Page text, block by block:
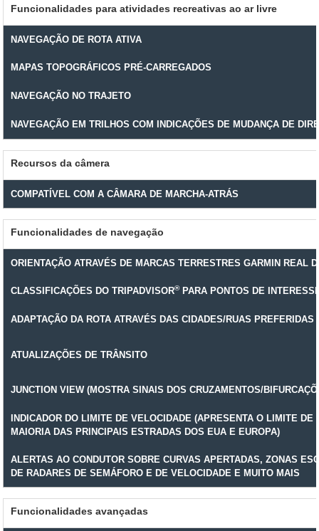
Funcionalidades para atividades recreativas ao ar livre
NAVEGAÇÃO DE ROTA ATIVA
MAPAS TOPOGRÁFICOS PRÉ-CARREGADOS
NAVEGAÇÃO NO TRAJETO
NAVEGAÇÃO EM TRILHOS COM INDICAÇÕES DE MUDANÇA DE
Recursos da câmera
COMPATÍVEL COM A CÂMARA DE MARCHA-ATRÁS
Funcionalidades de navegação
ORIENTAÇÃO ATRAVÉS DE MARCAS TERRESTRES GARMIN REAL
CLASSIFICAÇÕES DO TRIPADVISOR®PARA PONTOS DE
ADAPTAÇÃO DA ROTA ATRAVÉS DAS CIDADES/RUAS PREFERIDAS
ATUALIZAÇÕES DE TRÂNSITO
JUNCTION VIEW (MOSTRA SINAIS DOS CRUZAMENTOS/
INDICADOR DO LIMITE DE VELOCIDADE (APRESENTA O LIMITE DE
MAIORIA DAS PRINCIPAIS ESTRADAS DOS EUA E EUROPA)
ALERTAS AO CONDUTOR SOBRE CURVAS APERTADAS, ZONAS
DE RADARES DE SEMÁFORO E DE VELOCIDADE E MUITO MAIS
Funcionalidades avançadas